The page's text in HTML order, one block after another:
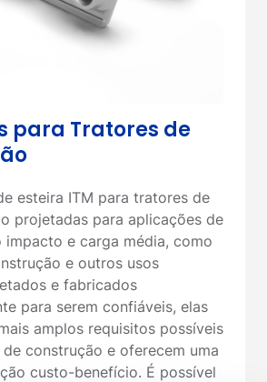
para Tratores de
esteira ITM para tratores de
projetadas para aplicações de
impacto e carga média, como
e outros usos
e fabricados
para serem confiáveis, elas
amplos requisitos possíveis
construção e oferecem uma
custo-benefício. É possível